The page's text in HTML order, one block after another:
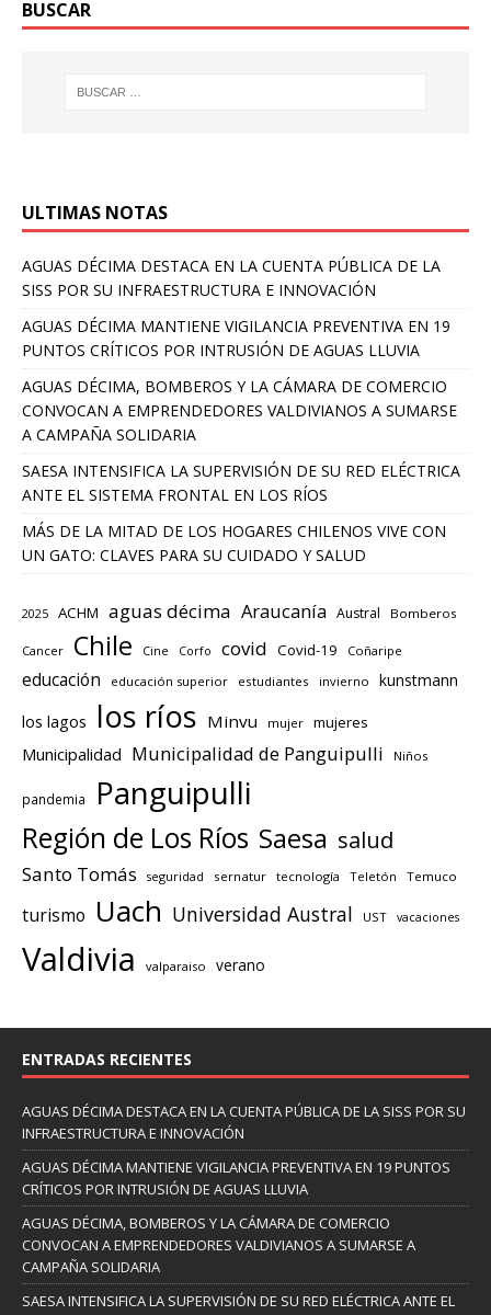
BUSCAR
ULTIMAS NOTAS
AGUAS DÉCIMA DESTACA EN LA CUENTA PÚBLICA DE LA
SISS POR SU INFRAESTRUCTURA E INNOVACIÓN
AGUAS DÉCIMA MANTIENE VIGILANCIA PREVENTIVA EN 19
PUNTOS CRÍTICOS POR INTRUSIÓN DE AGUAS LLUVIA
AGUAS DÉCIMA, BOMBEROS Y LA CÁMARA DE COMERCIO
CONVOCAN A EMPRENDEDORES VALDIVIANOS A SUMARSE
A CAMPAÑA SOLIDARIA
SAESA INTENSIFICA LA SUPERVISIÓN DE SU RED ELÉCTRICA
ANTE EL SISTEMA FRONTAL EN LOS RÍOS
MÁS DE LA MITAD DE LOS HOGARES CHILENOS VIVE CON
UN GATO: CLAVES PARA SU CUIDADO Y SALUD
2025 ACHM aguas décima Araucanía Austral Bomberos
Cancer Chile Cine Corfo covid Covid-19 Coñaripe
educación educación superior estudiantes invierno kunstmann
los lagos los ríos Minvu mujer mujeres
Municipalidad Municipalidad de Panguipulli Niños
pandemia Panguipulli
Región de Los Ríos Saesa salud
Santo Tomás seguridad sernatur tecnología Teletón Temuco
turismo Uach Universidad Austral UST vacaciones
Valdivia valparaiso verano
ENTRADAS RECIENTES
AGUAS DÉCIMA DESTACA EN LA CUENTA PÚBLICA DE LA SISS POR SU
INFRAESTRUCTURA E INNOVACIÓN
AGUAS DÉCIMA MANTIENE VIGILANCIA PREVENTIVA EN 19 PUNTOS
CRÍTICOS POR INTRUSIÓN DE AGUAS LLUVIA
AGUAS DÉCIMA, BOMBEROS Y LA CÁMARA DE COMERCIO
CONVOCAN A EMPRENDEDORES VALDIVIANOS A SUMARSE A
CAMPAÑA SOLIDARIA
SAESA INTENSIFICA LA SUPERVISIÓN DE SU RED ELÉCTRICA ANTE EL